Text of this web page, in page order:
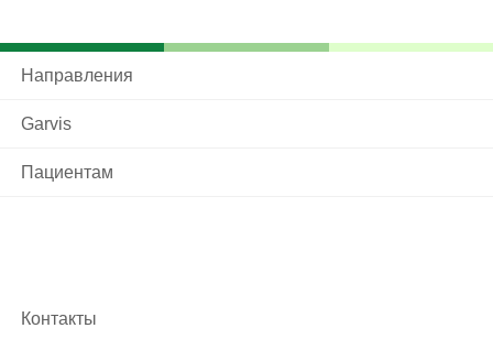
Направления
Garvis
Пациентам
Контакты